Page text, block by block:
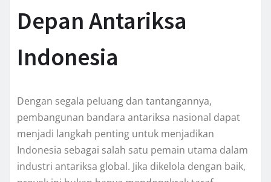
Depan Antariksa
Indonesia
Dengan segala peluang dan tantangannya,
pembangunan bandara antariksa nasional dapat
menjadi langkah penting untuk menjadikan
Indonesia sebagai salah satu pemain utama dalam
industri antariksa global. Jika dikelola dengan baik,